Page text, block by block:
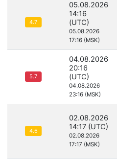
4.7
05.08.2026
14:16
(UTC)
05.08.2026
17:16 (MSK)
5.7
04.08.2026
20:16
(UTC)
04.08.2026
23:16 (MSK)
4.6
02.08.2026
14:17 (UTC)
02.08.2026
17:17 (MSK)